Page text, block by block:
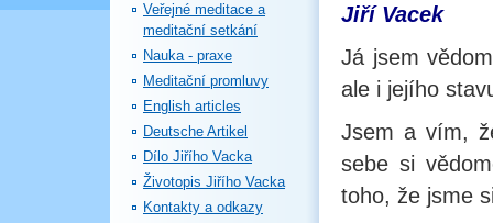
Veřejné meditace a
meditační setkání
Nauka - praxe
Meditační promluvy
English articles
Deutsche Artikel
Dílo Jiřího Vacka
Životopis Jiřího Vacka
Kontakty a odkazy
Jiří Vacek
Já jsem
ale i jejího
Jsem a vím,
sebe si
toho, že jsme